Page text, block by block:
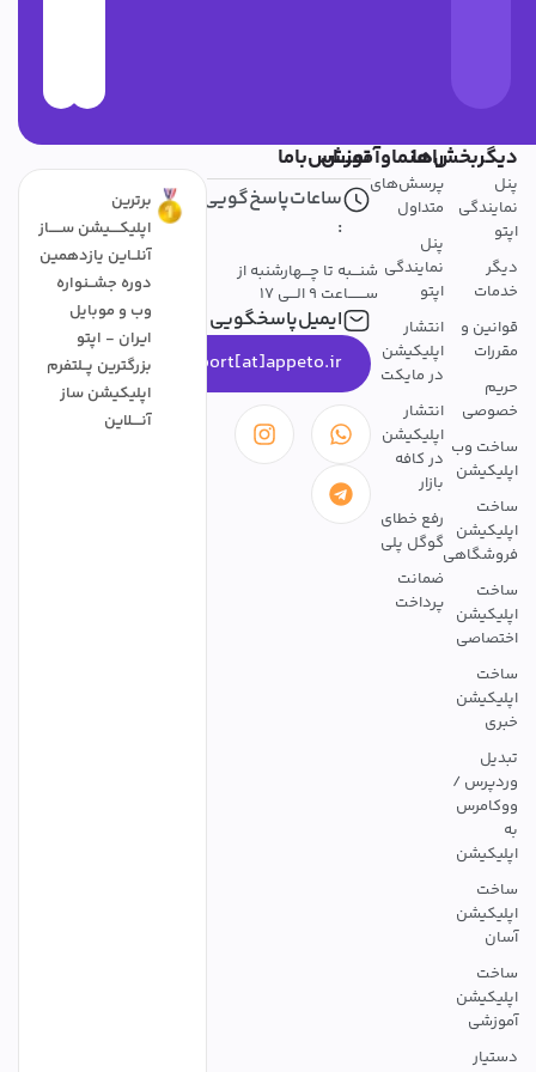
دیگربخش‌ها
پنل
نمایندگی
اپتو
دیگر
خدمات
قوانین و
مقررات
حریم
خصوصی
ساخت وب
اپلیکیشن
ساخت
اپلیکیشن
فروشگاهی
ساخت
اپلیکیشن
اختصاصی
ساخت
اپلیکیشن
خبری
تبدیل
وردپرس /
ووکامرس
به
اپلیکیشن
ساخت
اپلیکیشن
آسان
ساخت
اپلیکیشن
آموزشی
دستیار
راهنماوآموزش
پرسش‌های
متداول
پنل
نمایندگی
اپتو
انتشار
اپلیکیشن
در مایکت
انتشار
اپلیکیشن
در کافه
بازار
رفع خطای
گوگل پلی
ضمانت
پرداخت
تمــــاس‌باما
ساعات‌پاسخ‌گویی
:
شنـــبه تا چـــهارشنبه از
ســـــــاعت 9 الـــی 17
ایمیل‌پاسخگویی
support[at]appeto.ir
برترین
اپلیکــــیشن ســـــاز
آنلــاین یازدهمین
دوره جشــنواره
وب و موبایل
ایران - اپتو
بزرگترین پــلتفرم
اپلیکیشن ساز
آنــــلاین